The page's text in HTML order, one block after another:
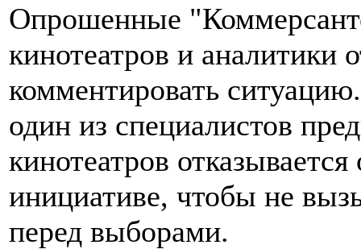
Опрошенные
кинотеатров и аналитики
комментировать
один из специалистов
кинотеатров
инициативе, чтобы не
перед выборами.